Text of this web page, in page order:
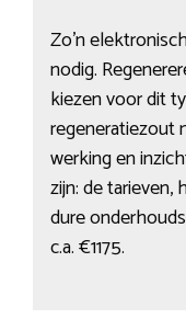
Zo’n
nodig.
kiezen voor dit
regeneratiezout
werking en
zijn: de
dure
c.a. €1175.